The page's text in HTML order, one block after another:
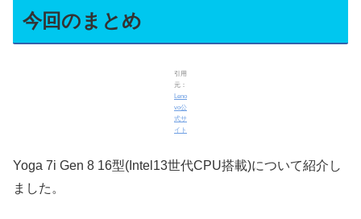
今回のまとめ
引用
元：
Leno
vo公
式サ
イト
Yoga 7i Gen 8 16型(Intel13世代CPU搭載)について紹介し
ました。